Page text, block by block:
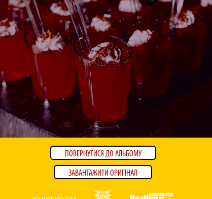
ПОВЕРНУТИСЯ ДО АЛЬБОМУ
ЗАВАНТАЖИТИ ОРИГІНАЛ